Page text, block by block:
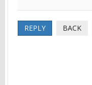
REPLY BACK